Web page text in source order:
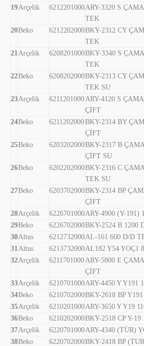
19Arçelik 6212201000ARY-3320 S
TEK
20Beko 6212202000BKY-2312 CY
TEK
21 Arçelik 6208201000BKY-3340 S
TEK
22Beko 6208202000BKY-2313 CY
TEK SU
23Arçelik 6211201000 ARY-4120 S
ÇİFT
24Beko 6211202000BKY-2314 BY
ÇİFT
25Beko 6203202000BKY-2317 B
ÇİFT SU
26Beko 6202202000BKY-2316 C
TEK SU
27Beko 6203702000BKY-2314 BP
ÇİFT
28Arçelik 6226701000ARY-4900 (Y-191)
29Beko 6226702000BKY-2524 B 1200
30Altus 6212732000AL-161 600 D/D
31 Altus 6213732000AL182 Y54 YOÇ1
32Arçelik 6211701000 ARY-5800 E
ÇİFT
33Arçelik 6210701000ARY-4450 Y Y191
34Beko 6210702000BKY-2618 BP
35Arçelik 6210201000ARY-3650 Y Y19
36Beko 6210202000BKY-2518 CP Y-
37Arçelik 6220701000ARY-4340 (TÜR)
38Beko 6220702000BKY-2418 BP